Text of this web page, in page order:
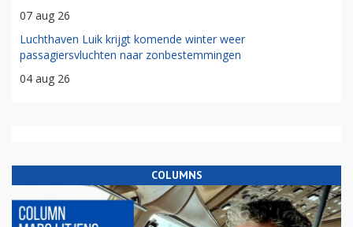
07 aug 26
Luchthaven Luik krijgt komende winter weer
passagiersvluchten naar zonbestemmingen
04 aug 26
COLUMNS